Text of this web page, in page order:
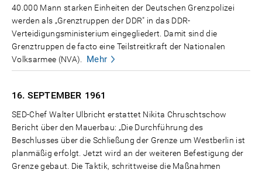
40.000 Mann starken Einheiten der Deutschen Grenzpolizei
werden als „Grenztruppen der DDR" in das DDR-
Verteidigungsministerium eingegliedert. Damit sind die
Grenztruppen de facto eine Teilstreitkraft der Nationalen
Volksarmee (NVA).
Mehr
16. SEPTEMBER 1961
SED-Chef Walter Ulbricht erstattet Nikita Chruschtschow
Bericht über den Mauerbau: „Die Durchführung des
Beschlusses über die Schließung der Grenze um Westberlin ist
planmäßig erfolgt. Jetzt wird an der weiteren Befestigung der
Grenze gebaut. Die Taktik, schrittweise die Maßnahmen